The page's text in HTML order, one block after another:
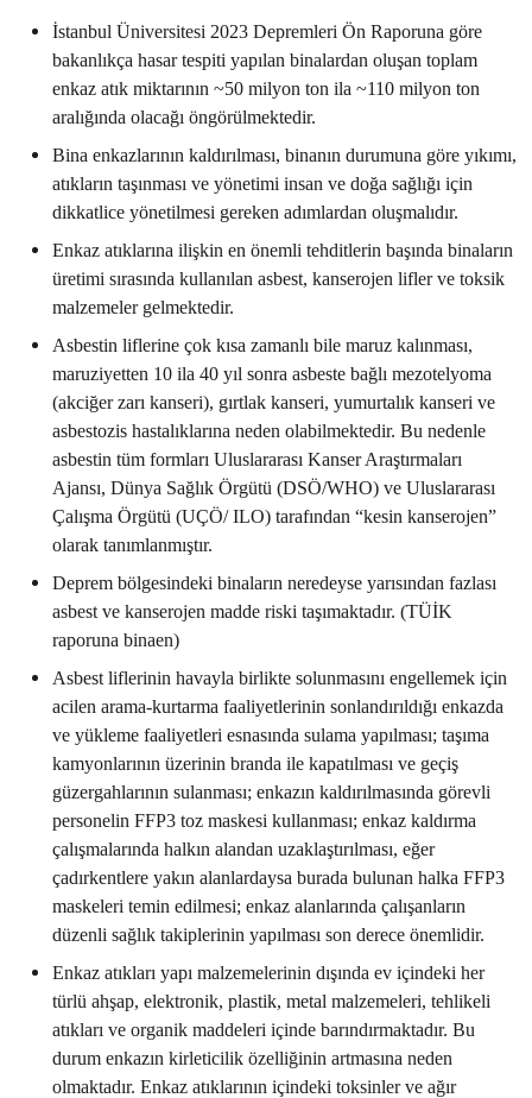
İstanbul Üniversitesi 2023 Depremleri Ön Raporuna göre
bakanlıkça hasar tespiti yapılan binalardan oluşan toplam
enkaz atık miktarının ~50 milyon ton ila ~110 milyon ton
aralığında olacağı öngörülmektedir.
Bina enkazlarının kaldırılması, binanın durumuna göre yıkımı,
atıkların taşınması ve yönetimi insan ve doğa sağlığı için
dikkatlice yönetilmesi gereken adımlardan oluşmalıdır.
Enkaz atıklarına ilişkin en önemli tehditlerin başında binaların
üretimi sırasında kullanılan asbest, kanserojen lifler ve toksik
malzemeler gelmektedir.
Asbestin liflerine çok kısa zamanlı bile maruz kalınması,
maruziyetten 10 ila 40 yıl sonra asbeste bağlı mezotelyoma
(akciğer zarı kanseri), gırtlak kanseri, yumurtalık kanseri ve
asbestozis hastalıklarına neden olabilmektedir. Bu nedenle
asbestin tüm formları Uluslararası Kanser Araştırmaları
Ajansı, Dünya Sağlık Örgütü (DSÖ/WHO) ve Uluslararası
Çalışma Örgütü (UÇÖ/ ILO) tarafından “kesin kanserojen”
olarak tanımlanmıştır.
Deprem bölgesindeki binaların neredeyse yarısından fazlası
asbest ve kanserojen madde riski taşımaktadır. (TÜİK
raporuna binaen)
Asbest liflerinin havayla birlikte solunmasını engellemek için
acilen arama-kurtarma faaliyetlerinin sonlandırıldığı enkazda
ve yükleme faaliyetleri esnasında sulama yapılması; taşıma
kamyonlarının üzerinin branda ile kapatılması ve geçiş
güzergahlarının sulanması; enkazın kaldırılmasında görevli
personelin FFP3 toz maskesi kullanması; enkaz kaldırma
çalışmalarında halkın alandan uzaklaştırılması, eğer
çadırkentlere yakın alanlardaysa burada bulunan halka FFP3
maskeleri temin edilmesi; enkaz alanlarında çalışanların
düzenli sağlık takiplerinin yapılması son derece önemlidir.
Enkaz atıkları yapı malzemelerinin dışında ev içindeki her
türlü ahşap, elektronik, plastik, metal malzemeleri, tehlikeli
atıkları ve organik maddeleri içinde barındırmaktadır. Bu
durum enkazın kirleticilik özelliğinin artmasına neden
olmaktadır. Enkaz atıklarının içindeki toksinler ve ağır